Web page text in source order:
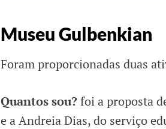
Museu Gulbenkian
Foram proporcionadas duas
Quantos sou?foi a proposta
e a Andreia Dias, do serviço